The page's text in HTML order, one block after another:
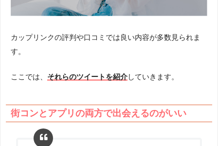
カップリンクの評判や口コミでは良い内容が多数見られま
す。
ここでは、 それらのツイートを紹介していきます。
街コンとアプリの両方で出会えるのがいい